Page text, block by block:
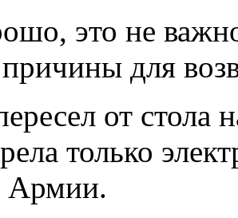
это не
для
от стола
только
Армии.